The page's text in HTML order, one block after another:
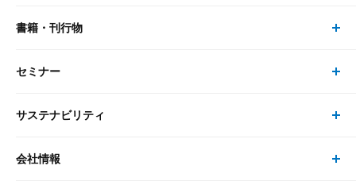
最新のレポート・コラム
研究員・コンサルタント トップ
研究員
書籍・刊行物
書籍・刊行物 トップ
書籍
セミナー
セミナー トップ
現在受付中のセミナー・イベント
サステナビリティ
サステナビリティの取り組み
会社情報